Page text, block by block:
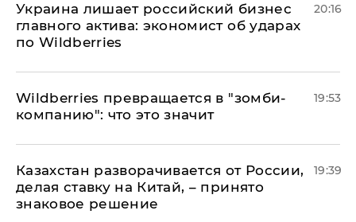
​Украина лишает российский бизнес
главного актива: экономист об ударах
по Wildberries
20:16
Wildberries превращается в "зомби-
компанию": что это значит
19:53
Казахстан разворачивается от России,
делая ставку на Китай, – принято
знаковое решение
19:39